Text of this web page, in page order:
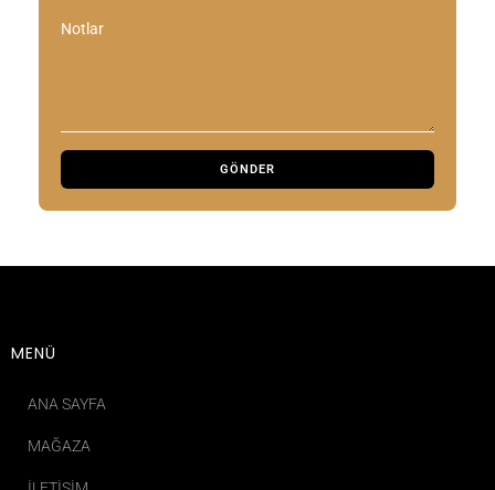
Notlar
MENÜ
ANA SAYFA
MAĞAZA